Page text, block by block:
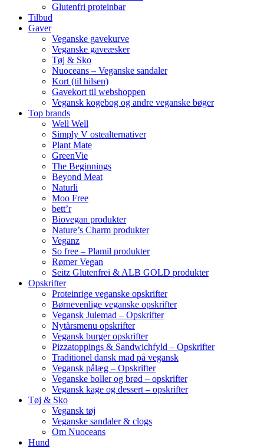
Glutenfri proteinbar
Tilbud
Gaver
Veganske gavekurve
Veganske gaveæsker
Tøj & Sko
Nuoceans – Veganske sandaler
Kort (til hilsen)
Gavekort til webshoppen
Vegansk kogebog og andre veganske bøger
Top brands
Well Well
Simply V ostealternativer
Plant Mate
GreenVie
The Beginnings
Beyond Meat
Naturli
Moo Free
bett’r
Biovegan produkter
Nature’s Charm produkter
Veganz
So free – Plamil produkter
Rømer Vegan
Seitz Glutenfrei & ALB GOLD produkter
Opskrifter
Proteinrige veganske opskrifter
Børnevenlige veganske opskrifter
Vegansk Julemad – Opskrifter
Nytårsmenu opskrifter
Vegansk burger opskrifter
Pizzatoppings & Sandwichfyld – Opskrifter
Traditionel dansk mad på vegansk
Vegansk pålæg – Opskrifter
Veganske boller og brød – opskrifter
Vegansk kage og dessert – opskrifter
Tøj & Sko
Vegansk tøj
Veganske sandaler & clogs
Om Nuoceans
Hund